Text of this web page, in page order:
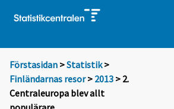
Förstasidan >Statistik >
Finländarnas resor> 2013 > 2.
Centraleuropa blev allt